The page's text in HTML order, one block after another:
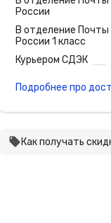
России
В отделение Почты
России 1 класс
Курьером СДЭК
Подробнее про
local_offerКак получать